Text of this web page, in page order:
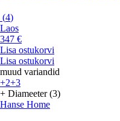
(4)
Laos
347 €
Lisa ostukorvi
Lisa ostukorvi
muud variandid
+2+3
+ Diameeter (3)
Hanse Home